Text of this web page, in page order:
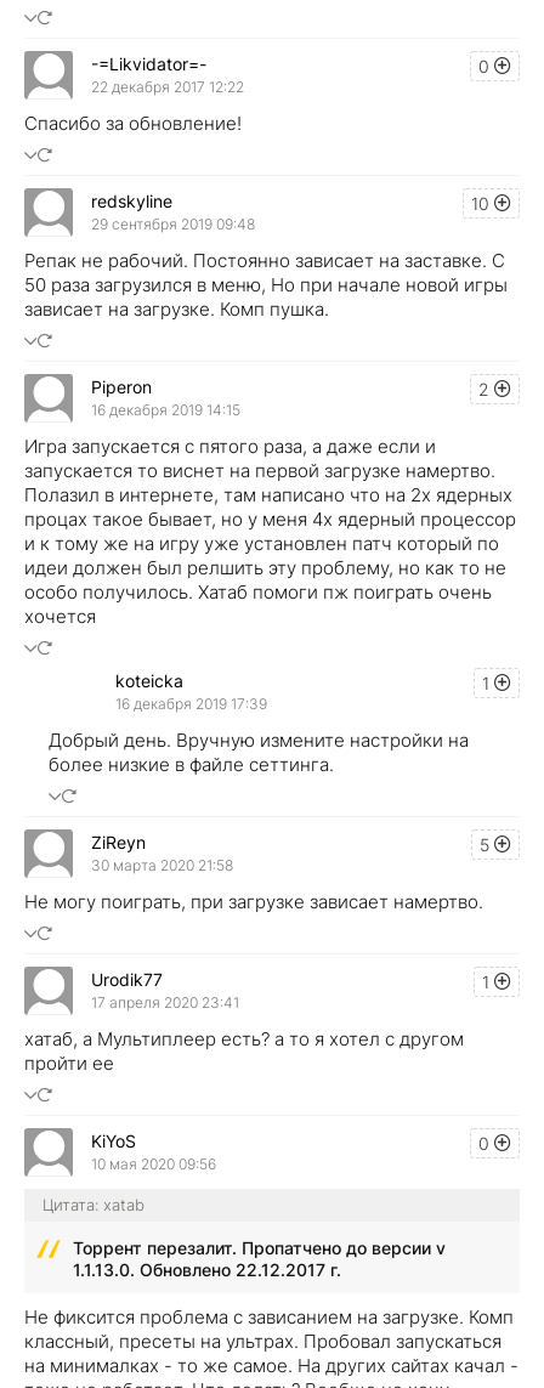
0
-=Likvidator=-
22 декабря 2017 12:22
Спасибо за обновление!
10
redskyline
29 сентября 2019 09:48
Репак не рабочий. Постоянно зависает на заставке. С
50 раза загрузился в меню, Но при начале новой игры
зависает на загрузке. Комп пушка.
2
Piperon
16 декабря 2019 14:15
Игра запускается с пятого раза, а даже если и
запускается то виснет на первой загрузке намертво.
Полазил в интернете, там написано что на 2х ядерных
процах такое бывает, но у меня 4х ядерный процессор
и к тому же на игру уже установлен патч который по
идеи должен был релшить эту проблему, но как то не
особо получилось. Хатаб помоги пж поиграть очень
хочется
1
koteicka
16 декабря 2019 17:39
Добрый день. Вручную измените настройки на
более низкие в файле сеттинга.
5
ZiReyn
30 марта 2020 21:58
Не могу поиграть, при загрузке зависает намертво.
1
Urodik77
17 апреля 2020 23:41
хатаб, а Мультиплеер есть? а то я хотел с другом
пройти ее
0
KiYoS
10 мая 2020 09:56
Цитата: xatab
Торрент перезалит. Пропатчено до версии v
1.1.13.0. Обновлено 22.12.2017 г.
Не фиксится проблема с зависанием на загрузке. Комп
классный, пресеты на ультрах. Пробовал запускаться
на минималках - то же самое. На других сайтах качал -